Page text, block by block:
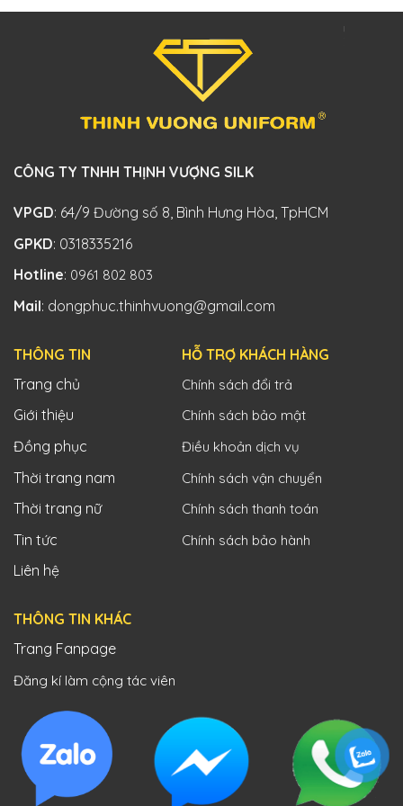
CÔNG TY TNHH THỊNH VƯỢNG SILK
VPGD: 64/9 Đường số 8, Bình Hưng Hòa, TpHCM
GPKD: 0318335216
Hotline: 0961 802 803
Mail: dongphuc.thinhvuong@gmail.com
THÔNG TIN
Trang chủ
Giới thiệu
Đồng phục
Thời trang nam
Thời trang nữ
Tin tức
Liên hệ
HỖ TRỢ KHÁCH HÀNG
Chính sách đổi trả
Chính sách bảo mật
Điều khoản dịch vụ
Chính sách vận chuyển
Chính sách thanh toán
Chính sách bảo hành
THÔNG TIN KHÁC
Trang Fanpage
Đăng kí làm cộng tác viên